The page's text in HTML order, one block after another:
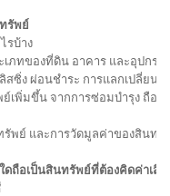
รัพย์
รบ้าง
ภทของที่ดิน อาคาร และอุปกรณ์
สซิ่ง ผ่อนชำระ การแลกเปลี่ยน
เพิ่มขึ้น จากการซ่อมบำรุง ถือเ
รัพย์ และการวัดมูลค่าของสินทรั
ถือเป็นสินทรัพย์ที่ต้องคิดค่าเสื่